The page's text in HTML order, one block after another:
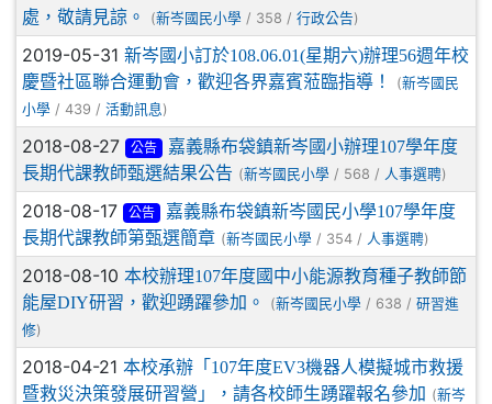
處，敬請見諒。
(新岑國民小學 / 358 / 行政公告)
2019-05-31 新岑國小訂於108.06.01(星期六)辦理56週年校
慶暨社區聯合運動會，歡迎各界嘉賓蒞臨指導！
(新岑國民
小學 / 439 / 活動訊息 )
2018-08-27 公告
嘉義縣布袋鎮新岑國小辦理107學年度
長期代課教師甄選結果公告 (新岑國民小學 / 568 / 人事選聘)
2018-08-17 公告
嘉義縣布袋鎮新岑國民小學107學年度
長期代課教師第甄選簡章 (新岑國民小學 / 354 / 人事選聘)
2018-08-10 本校辦理107年度國中小能源教育種子教師節
能屋DIY研習，歡迎踴躍參加。
(新岑國民小學 / 638 / 研習進
修)
2018-04-21 本校承辦「107年度EV3機器人模擬城市救援
暨救災決策發展研習營」，請各校師生踴躍報名參加 (新岑